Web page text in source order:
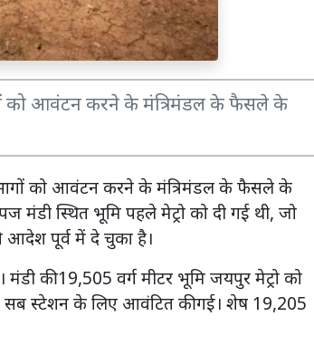
को आवंटन करने के मंत्रिमंडल के फैसले के
को आवंटन करने के मंत्रिमंडल के फैसले के
मंडी स्थित भूमि पहले मेट्रो को दी गई थी, जो
आदेश पूर्व में दे चुका है।
की 19,505 वर्ग मीटर भूमि जयपुर मेट्रो को
सब स्टेशन के लिए आवंटित की गई। शेष 19,205